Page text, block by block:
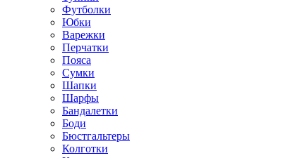
Футболки
Юбки
Варежки
Перчатки
Пояса
Сумки
Шапки
Шарфы
Бандалетки
Боди
Бюстгальтеры
Колготки